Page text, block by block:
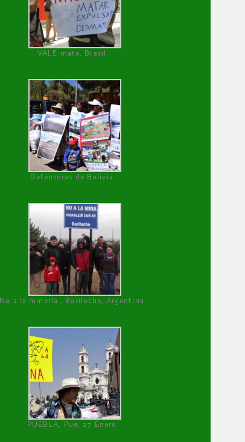
VALE mata, Brasil
Defensoras de Bolivia
No a la minería , Bariloche, Argentina
PUEBLA, Pue, 27 Enero